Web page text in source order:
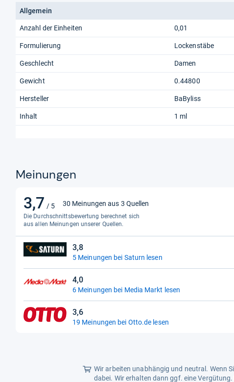
Allgemein
Anzahl der Einheiten 0,01
Formulierung Lockenstäbe
Geschlecht Damen
Gewicht 0.44800
Hersteller BaByliss
Inhalt 1 ml
Meinungen
3,7 / 5
3,7
von
5
Sternen
30 Meinungen aus 3 Quellen
Die Durchschnittsbewertung berechnet sich
aus allen Meinungen unserer Quellen.
3,8
3,8
von
Sternen
5 Meinungen bei Saturn lesen
4,0
4,0
von
Sternen
6 Meinungen bei Media Markt lesen
3,6
3,6
von
19 Meinungen bei Otto.de lesen
Wir arbeiten unabhängig und neutral. Wenn
dabei. Wir erhalten dann ggf. eine Vergütung.